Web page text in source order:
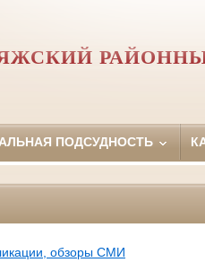
ПОДСУДНОСТЬ
обзоры СМИ